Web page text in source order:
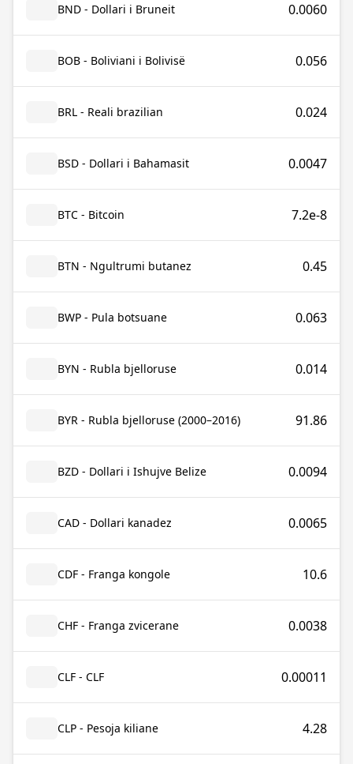
BND - Dollari i Bruneit 0.0060
BOB - Boliviani i Bolivisë 0.056
BRL - Reali brazilian 0.024
BSD - Dollari i Bahamasit 0.0047
BTC - Bitcoin 7.2e-8
BTN - Ngultrumi butanez 0.45
BWP - Pula botsuane 0.063
BYN - Rubla bjelloruse 0.014
BYR - Rubla bjelloruse (2000–2016) 91.86
BZD - Dollari i Ishujve Belize 0.0094
CAD - Dollari kanadez 0.0065
CDF - Franga kongole 10.6
CHF - Franga zvicerane 0.0038
CLF - CLF 0.00011
CLP - Pesoja kiliane 4.28